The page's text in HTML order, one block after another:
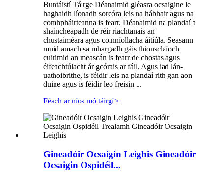
Buntáistí Táirge Déanaimid gléasra ocsaigine le
haghaidh líonadh sorcóra leis na hábhair agus na
comhpháirteanna is fearr. Déanaimid na plandaí a
shaincheapadh de réir riachtanais an
chustaiméara agus coinníollacha áitiúla. Seasann
muid amach sa mhargadh gáis thionsclaíoch
cuirimid an meascán is fearr de chostas agus
éifeachtúlacht ár gcórais ar fáil. Agus iad lán-
uathoibrithe, is féidir leis na plandaí rith gan aon
duine agus is féidir leo freisin ...
Féach ar níos mó táirgí>
Gineadóir Ocsaigin Leighis Gineadóir
Ocsaigin Ospidéil...